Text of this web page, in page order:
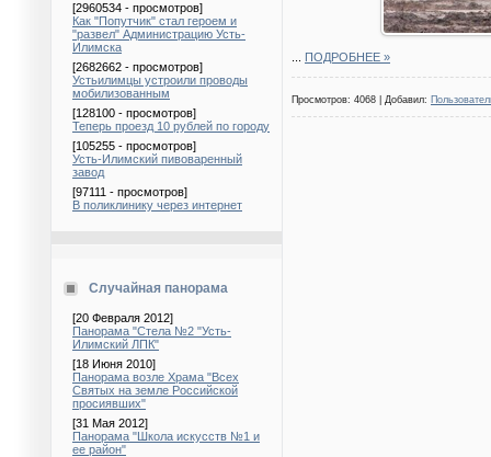
[2960534 - просмотров]
Как "Попутчик" стал героем и
"развел" Администрацию Усть-
Илимска
[2682662 - просмотров]
Устьилимцы устроили проводы
мобилизованным
[128100 - просмотров]
Теперь проезд 10 рублей по городу
[105255 - просмотров]
Усть-Илимский пивоваренный
завод
[97111 - просмотров]
В поликлинику через интернет
Случайная панорама
[20 Февраля 2012]
Панорама "Стела №2 "Усть-
Илимский ЛПК"
[18 Июня 2010]
Панорама возле Храма "Всех
Святых на земле Российской
просиявших"
[31 Мая 2012]
Панорама "Школа искусств №1 и
ее район"
ПОДРОБНЕЕ »
Просмотров: 4068 | Добавил: